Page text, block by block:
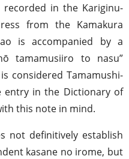
in the Kariginu-
from the Kamakura
is accompanied by a
tamamusiiro to nasu”
considered Tamamushi-
entry in the Dictionary of
this note in mind.
not definitively establish
kasane no irome, but